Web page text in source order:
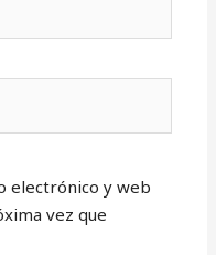
electrónico y web
vez que